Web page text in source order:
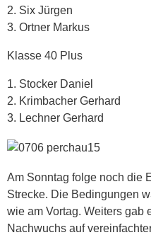
2. Six Jürgen
3. Ortner Markus
Klasse 40 Plus
1. Stocker Daniel
2. Krimbacher Gerhard
3. Lechner Gerhard
Am Sonntag folge noch die
Strecke. Die Bedingungen
wie am Vortag. Weiters gab
Nachwuchs auf